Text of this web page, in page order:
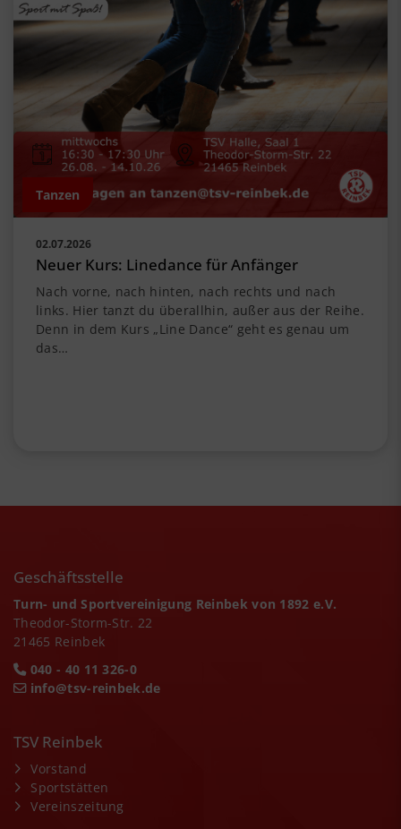
Tanzen
02.07.2026
Neuer Kurs: Linedance für Anfänger
Nach vorne, nach hinten, nach rechts und nach
links. Hier tanzt du überallhin, außer aus der Reihe.
Denn in dem Kurs „Line Dance“ geht es genau um
das…
Geschäftsstelle
Turn- und Sportvereinigung Reinbek von 1892 e.V.
Theodor-Storm-Str. 22
21465 Reinbek
040 - 40 11 326-0
info@tsv-reinbek.de
TSV Reinbek
Vorstand
Sportstätten
Vereinszeitung